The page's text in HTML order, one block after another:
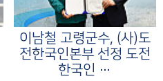
이남철 고령군수, (사)도
전한국인본부 선정 도전
한국인 …